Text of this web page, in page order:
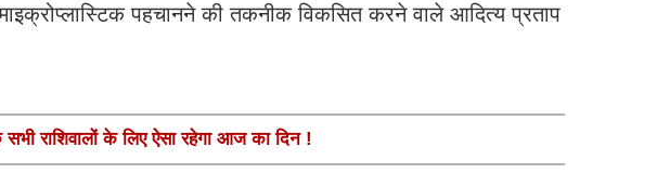
पहचानने की तकनीक विकसित करने वाले आदित्य प्रताप
राशिवालों के लिए ऐसा रहेगा आज का दिन !